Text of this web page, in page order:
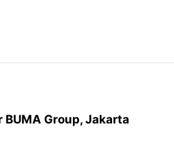
Group, Jakarta